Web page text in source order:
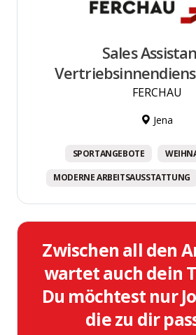
Sales
FERCHAU
Jena
SPORTANGEBOTE
MODERNE ARBEITSAUSSTATTUNG
Zwischen all den
wartet auch dein
Du möchtest nur
die zu dir